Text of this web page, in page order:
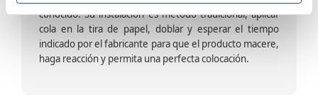
conocido. Su instalación es método tradicional, aplicar
cola en la tira de papel, doblar y esperar el tiempo
indicado por el fabricante para que el producto macere,
haga reacción y permita una perfecta colocación.